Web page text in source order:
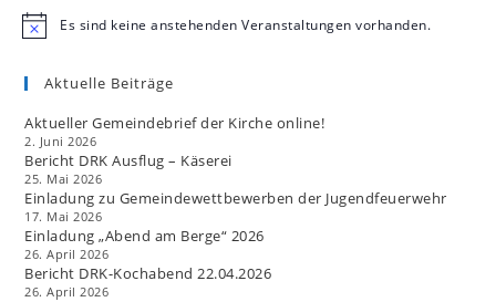
H
s
Es sind keine anstehenden Veranstaltungen vorhanden.
Aktuelle Beiträge
Aktueller Gemeindebrief der Kirche online!
2. Juni 2026
Bericht DRK Ausflug – Käserei
25. Mai 2026
Einladung zu Gemeindewettbewerben der Jugendfeuerwehr
17. Mai 2026
Einladung „Abend am Berge“ 2026
26. April 2026
Bericht DRK-Kochabend 22.04.2026
26. April 2026